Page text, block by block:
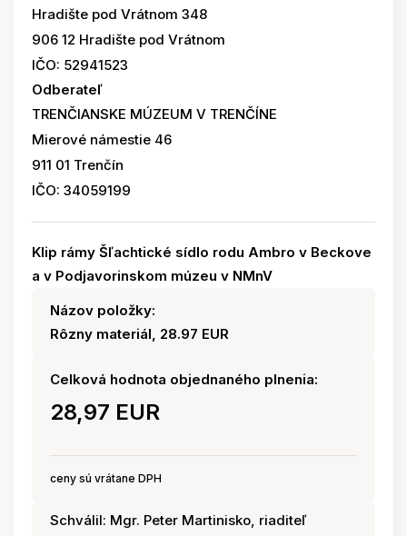
Hradište pod Vrátnom 348
906 12 Hradište pod Vrátnom
IČO: 52941523
Odberateľ
TRENČIANSKE MÚZEUM V TRENČÍNE
Mierové námestie 46
911 01 Trenčín
IČO: 34059199
Klip rámy Šľachtické sídlo rodu Ambro v Beckove
a v Podjavorinskom múzeu v NMnV
Názov položky:
Rôzny materiál, 28.97 EUR
Celková hodnota objednaného plnenia:
28,97 EUR
ceny sú vrátane DPH
Schválil: Mgr. Peter Martinisko, riaditeľ